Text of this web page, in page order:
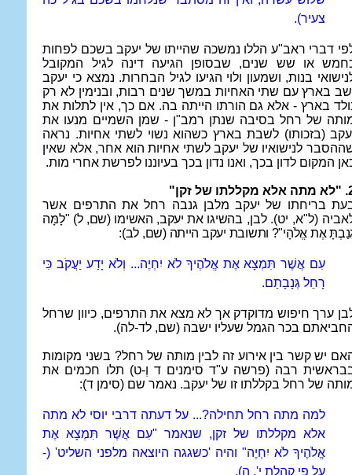
צעיר).
דברי ראב"ע הללו נמשכה שהייתו של יעקב בשכם לפחות
או שש שנים, שבסופן הגיעה דינה לגיל המקובל
בנות, ושמעון ולוי הגיעו לגיל הבחרות. נמצא כי יעקב
בארץ עם שתי האחיות במשך שנים רבות, ובנימין לא רק
בארץ - אלא גם הורתו הייתה בה. אם כך, אין לתלות את
של רחל בסיבה שנתן רמב"ן - שמן השמיים מנעו את
(בזכותו) לשבת בארץ כשהוא נשוי לשתי אחיות. נראה
לנישואיו של יעקב לשתי אחיות הוא אחר, אלא שאין
המקום לדון בכך, ואנו נדון בכך בעיוננו לפרשת אחרי מות.
של זקן"
בריחתו של יעקב מלבן גנבה רחל את התרפים אשר
(ל"א, יט). לבן, בהשיגו את יעקב, האשימו (שם, ל) "לָמָּה
אֶת אֱלֹהָי"? ותשובת יעקב הייתה (שם, לב):
עִם אֲשֶׁר תִּמְצָא אֶת אֱלֹהֶיךָ לֹא יִחְיֶה... וְלֹא יָדַע יַעֲקֹב כִּי
רָחֵל גְּנָבָתַם.
ערך חיפוש מדוקדק אך לא מצא את התרפים, כיוון שרחל
בכר הגמל שעליו ישבה (שם, לד-לה).
יש קשר בין אירוע זה לבין מותה של רחל? בשני מקומות
רבה (פרשה ע"ד סימנים ד וְ-ט) תלו חכמים את
של רחל בקללתו זו של יעקב. נאמר שם (סימן ד):
למה מתה רחל תחילה?... על דעתה דרבי יוסי לא מתה
אלא מקללתו של זקן, שנאמר "עִם אֲשֶׁר תִּמְצָא אֶת
אֱלֹהֶיךָ לֹא יִחְיֶה" והיה 'כשגגה היוצאה מלפני השליט' (-
על פי קהלת י', ה).